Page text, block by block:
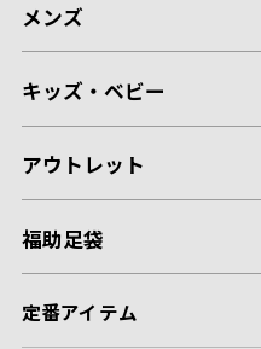
メンズ
キッズ・ベビー
アウトレット
福助足袋
定番アイテム